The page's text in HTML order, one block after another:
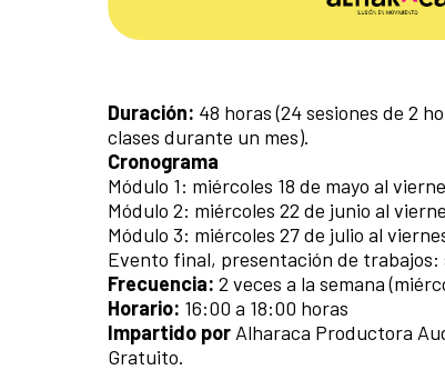
Duración: 48 horas (24 sesiones de 2
clases durante un mes).
Cronograma
Módulo 1: miércoles 18 de mayo al
Módulo 2: miércoles 22 de junio al
Módulo 3: miércoles 27 de julio al
Evento final, presentación de trabajos:
Frecuencia: 2 veces a la semana
Horario: 16:00 a 18:00 horas
Impartido por Alharaca Productora
Gratuito.